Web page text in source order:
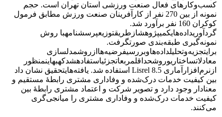
کسب‌وکارهای فعال صنعت ورزشی استان تهران است. حجم
نمونه از بین 270 نفر از کارآفرینان صنعت ورزش مطابق فرمول
کوکران 160 نفر برآورد شد.
گردآوریداده‌هایکمیپژوهشازطریقتوزیعپرسشنامهبا روش
نمونه‌گیری طبقه‌بندی صورتگرفت.
برایتجزیه‌وتحلیلداده‌هاوبررسیفرضیه‌هاازروشمدلسازی
معادلاتساختاریوروشحداقلمربعاتجزئیاستفادهشدکهبهاینمنظور
ازنرم‌افزارآماری 8.5 Lisrel استفاده شد. یافته‌هایتحقیق نشان داد
بین کیفیت خدمات درک‌شده و وفاداری مشتری رابطۀ مستقیم و
معنادار وجود دارد و تصویر شرکت و اعتماد مشتری رابطۀ بین
کیفیت خدمات درک‌شده و وفاداری مشتری را میانجی‌گری
می‌کنند.